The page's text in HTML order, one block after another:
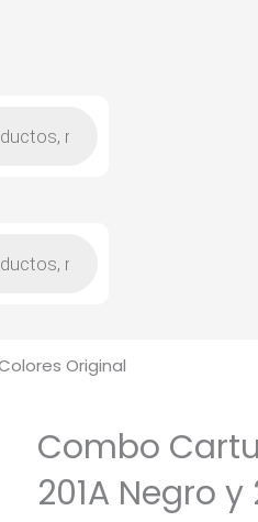
Original
Combo
201A Negro